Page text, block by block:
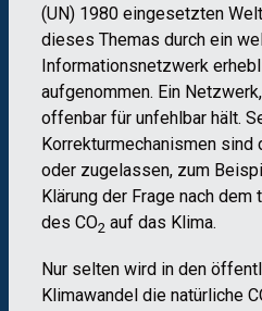
(UN) 1980 eingesetzten
dieses Themas durch ein
Informationsnetzwerk
aufgenommen. Ein
offenbar für unfehlbar hält.
Korrekturmechanismen sind
oder zugelassen, zum
Klärung der Frage nach
des CO2 auf das Klima.
Nur selten wird in den
Klimawandel die natürliche